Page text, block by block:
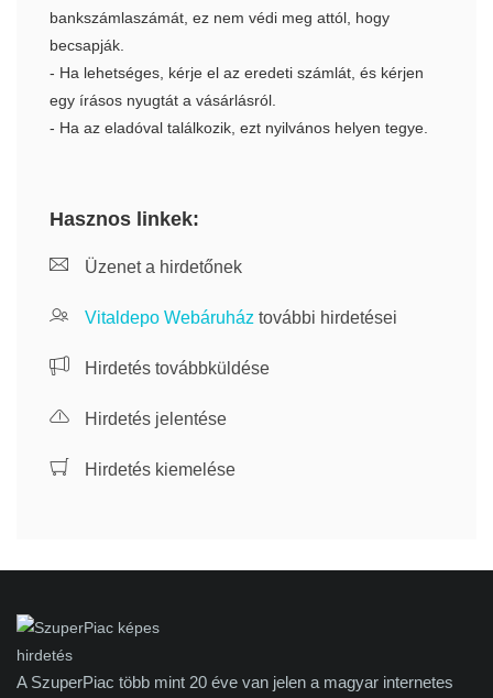
bankszámlaszámát, ez nem védi meg attól, hogy
becsapják.
- Ha lehetséges, kérje el az eredeti számlát, és kérjen
egy írásos nyugtát a vásárlásról.
- Ha az eladóval találkozik, ezt nyilvános helyen tegye.
Hasznos linkek:
Üzenet a hirdetőnek
Vitaldepo Webáruház további hirdetései
Hirdetés továbbküldése
Hirdetés jelentése
Hirdetés kiemelése
A SzuperPiac több mint 20 éve van jelen a magyar internetes